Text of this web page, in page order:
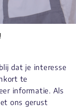
dat je interesse
te
informatie. Als
ons gerust